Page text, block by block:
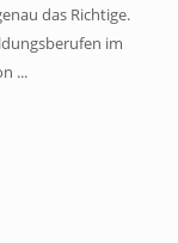
das Richtige.
im
...